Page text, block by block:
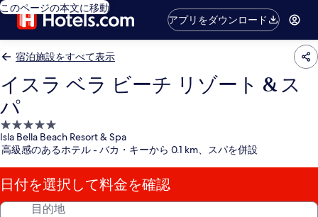
このページの本文に移動
アプリをダウンロード
宿泊施設をすべて表示
イスラ ベラ ビーチ リゾート & ス
パ
5.0
つ
星
宿
泊
施
Isla Bella Beach Resort & Spa
高級感のあるホテル - バカ・キーから 0.1 km、スパを併設
日付を選択して料金を確認
目的地